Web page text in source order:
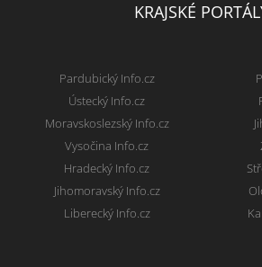
KRAJSKÉ
Pardubický Info.cz
Ústecký Info.cz
Moravskoslezský Info.cz
Vysočina Info.cz
Hradecký Info.cz
Jihomoravský Info.cz
Liberecký Info.cz